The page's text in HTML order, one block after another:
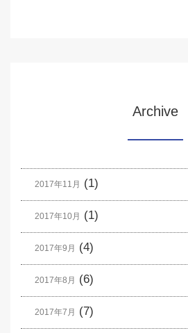
Archive
2017年11月 (1)
2017年10月 (1)
2017年9月 (4)
2017年8月 (6)
2017年7月 (7)